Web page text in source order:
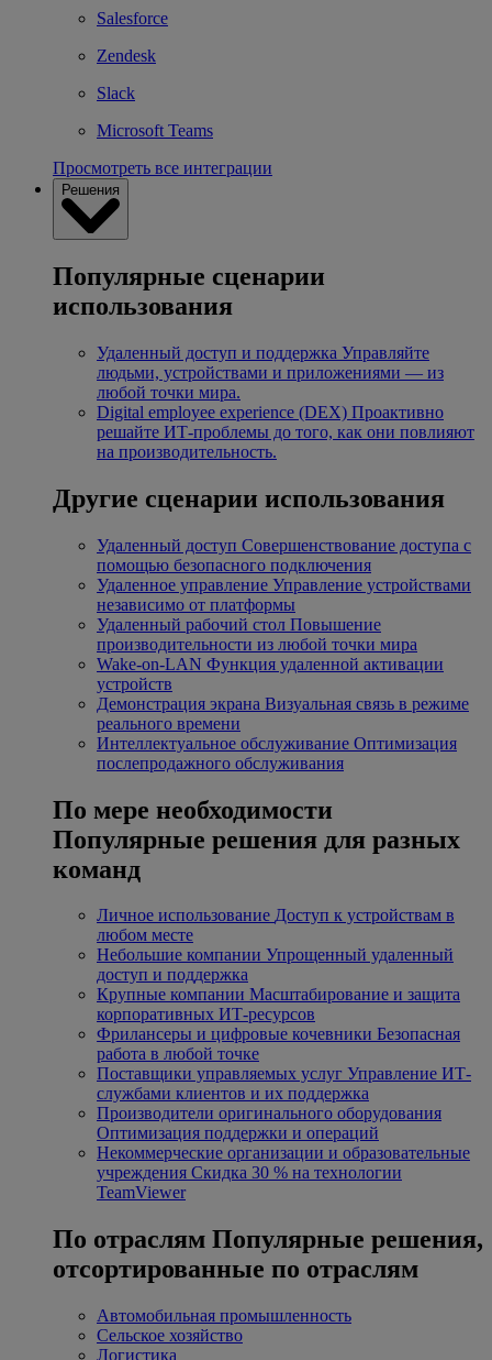
Salesforce
Zendesk
Slack
Microsoft Teams
Просмотреть все интеграции
Решения
Популярные сценарии
использования
Удаленный доступ и поддержка Управляйте
людьми, устройствами и приложениями — из
любой точки мира.
Digital employee experience (DEX) Проактивно
решайте ИТ-проблемы до того, как они повлияют
на производительность.
Другие сценарии использования
Удаленный доступ Совершенствование доступа с
помощью безопасного подключения
Удаленное управление Управление устройствами
независимо от платформы
Удаленный рабочий стол Повышение
производительности из любой точки мира
Wake-on-LAN Функция удаленной активации
устройств
Демонстрация экрана Визуальная связь в режиме
реального времени
Интеллектуальное обслуживание Оптимизация
послепродажного обслуживания
По мере необходимости
Популярные решения для разных
команд
Личное использование Доступ к устройствам в
любом месте
Небольшие компании Упрощенный удаленный
доступ и поддержка
Крупные компании Масштабирование и защита
корпоративных ИТ-ресурсов
Фрилансеры и цифровые кочевники Безопасная
работа в любой точке
Поставщики управляемых услуг Управление ИТ-
службами клиентов и их поддержка
Производители оригинального оборудования
Оптимизация поддержки и операций
Некоммерческие организации и образовательные
учреждения Скидка 30 % на технологии
TeamViewer
По отраслям Популярные решения,
отсортированные по отраслям
Автомобильная промышленность
Сельское хозяйство
Логистика